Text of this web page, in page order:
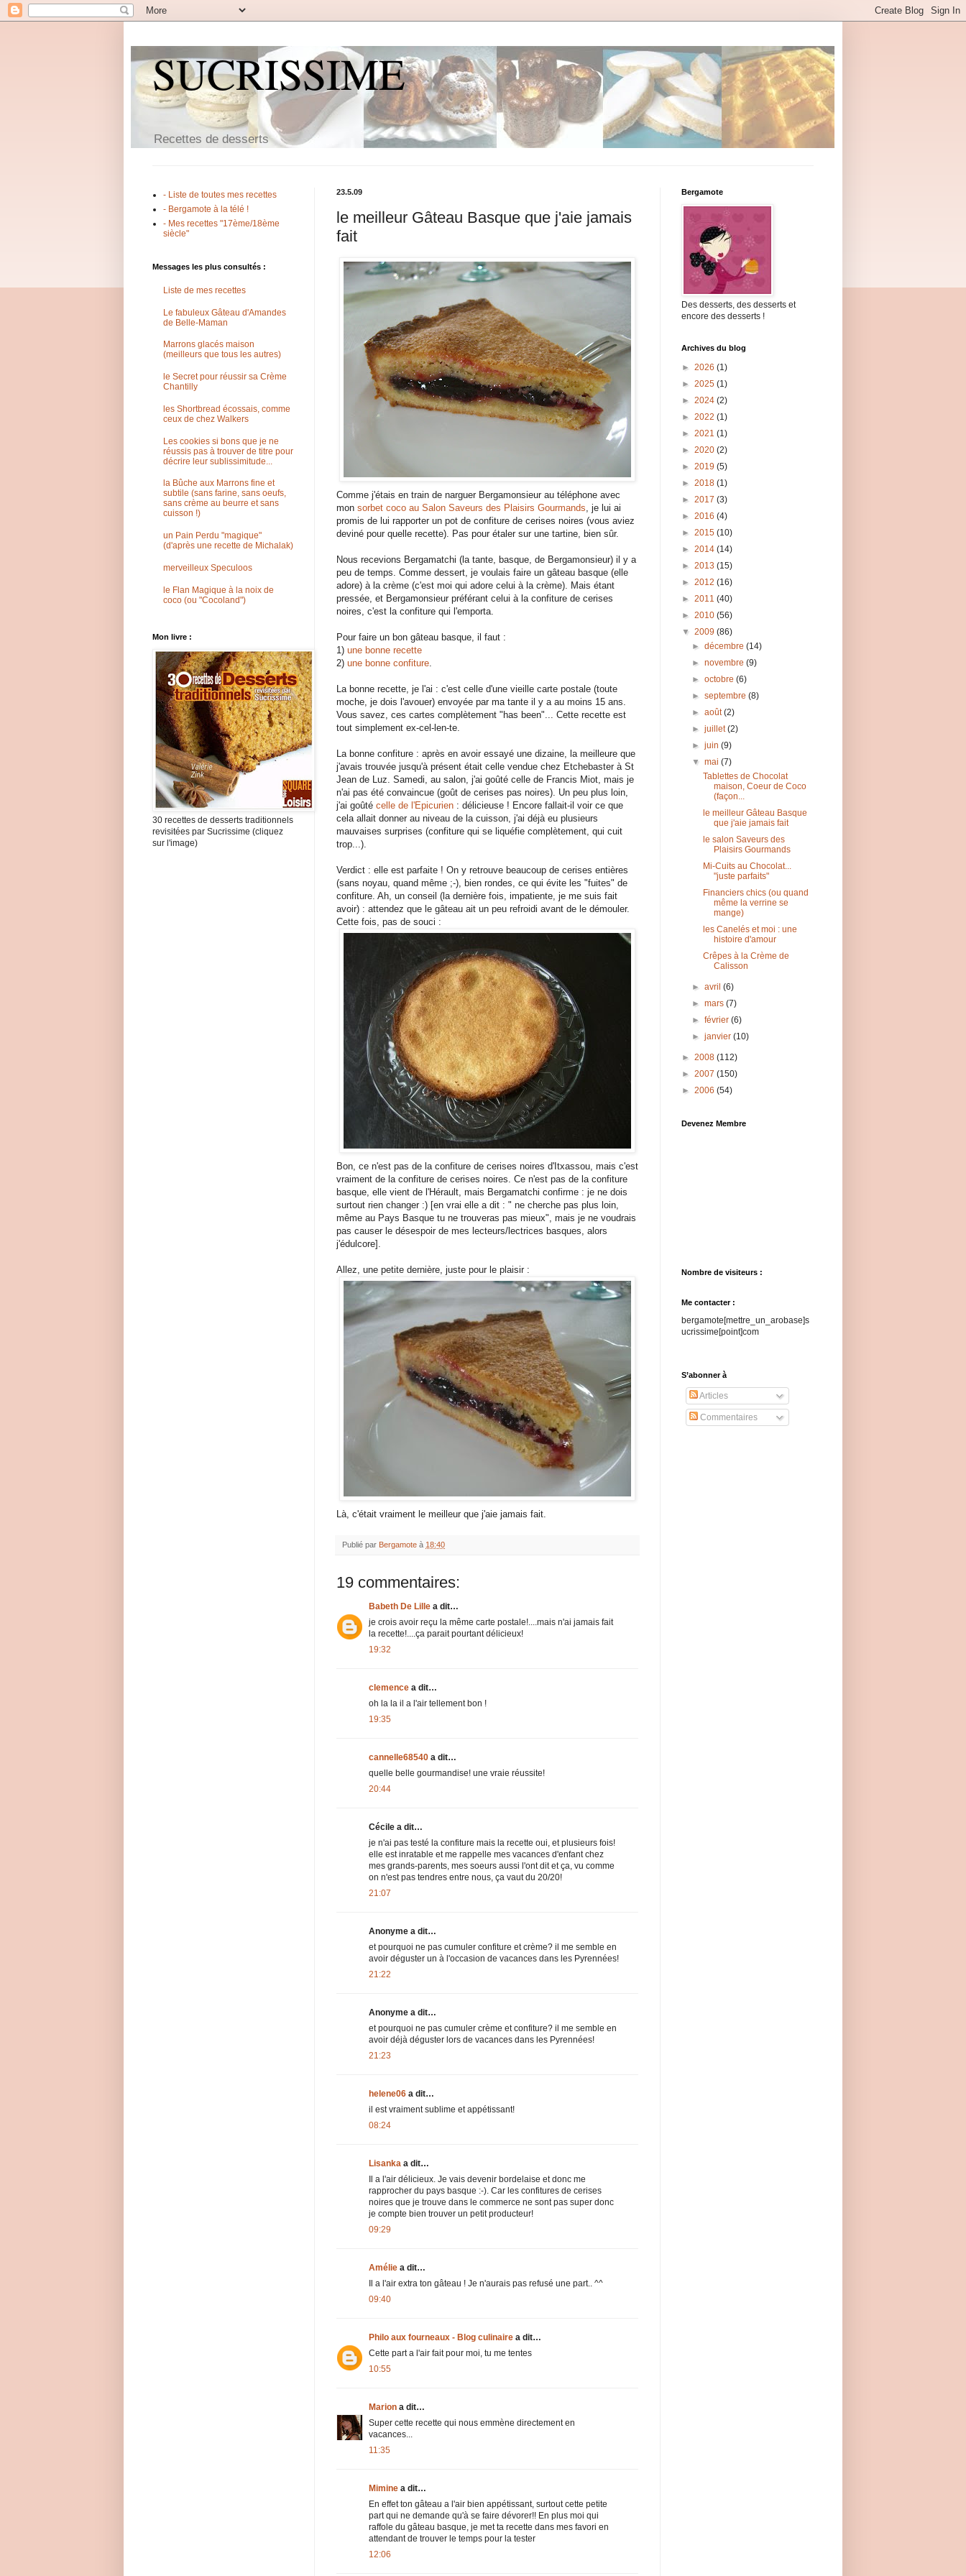
SUCRISSIME
Recettes de desserts
23.5.09
le meilleur Gâteau Basque que j'aie jamais
fait
Comme j'étais en train de narguer Bergamonsieur au téléphone avec
mon sorbet coco au Salon Saveurs des Plaisirs Gourmands, je lui ai
promis de lui rapporter un pot de confiture de cerises noires (vous aviez
deviné pour quelle recette). Pas pour étaler sur une tartine, bien sûr.
Nous recevions Bergamatchi (la tante, basque, de Bergamonsieur) il y a
peu de temps. Comme dessert, je voulais faire un gâteau basque (elle
adore) à la crème (c'est moi qui adore celui à la crème). Mais étant
pressée, et Bergamonsieur préférant celui à la confiture de cerises
noires, c'est la confiture qui l'emporta.
Pour faire un bon gâteau basque, il faut :
1) une bonne recette
2) une bonne confiture.
La bonne recette, je l'ai : c'est celle d'une vieille carte postale (toute
moche, je dois l'avouer) envoyée par ma tante il y a au moins 15 ans.
Vous savez, ces cartes complètement "has been"... Cette recette est
tout simplement ex-cel-len-te.
La bonne confiture : après en avoir essayé une dizaine, la meilleure que
j'avais trouvée jusqu'à présent était celle vendue chez Etchebaster à St
Jean de Luz. Samedi, au salon, j'ai goûté celle de Francis Miot, mais je
n'ai pas été convaincue (goût de cerises pas noires). Un peu plus loin,
j'ai goûté celle de l'Epicurien : délicieuse ! Encore fallait-il voir ce que
cela allait donner au niveau de la cuisson, j'ai déjà eu plusieurs
mauvaises surprises (confiture qui se liquéfie complètement, qui cuit
trop...).
Verdict : elle est parfaite ! On y retrouve beaucoup de cerises entières
(sans noyau, quand même ;-), bien rondes, ce qui évite les "fuites" de
confiture. Ah, un conseil (la dernière fois, impatiente, je me suis fait
avoir) : attendez que le gâteau ait un peu refroidi avant de le démouler.
Cette fois, pas de souci :
Bon, ce n'est pas de la confiture de cerises noires d'Itxassou, mais c'est
vraiment de la confiture de cerises noires. Ce n'est pas de la confiture
basque, elle vient de l'Hérault, mais Bergamatchi confirme : je ne dois
surtout rien changer :) [en vrai elle a dit : " ne cherche pas plus loin,
même au Pays Basque tu ne trouveras pas mieux", mais je ne voudrais
pas causer le désespoir de mes lecteurs/lectrices basques, alors
j'édulcore].
Allez, une petite dernière, juste pour le plaisir :
Là, c'était vraiment le meilleur que j'aie jamais fait.
Publié par Bergamote à 18:40
19 commentaires:
Babeth De Lille a dit…
je crois avoir reçu la même carte postale!....mais n'ai jamais fait
la recette!....ça parait pourtant délicieux!
19:32
clemence a dit…
oh la la il a l'air tellement bon !
19:35
cannelle68540 a dit…
quelle belle gourmandise! une vraie réussite!
20:44
Cécile a dit…
je n'ai pas testé la confiture mais la recette oui, et plusieurs fois!
elle est inratable et me rappelle mes vacances d'enfant chez
mes grands-parents, mes soeurs aussi l'ont dit et ça, vu comme
on n'est pas tendres entre nous, ça vaut du 20/20!
21:07
Anonyme a dit…
et pourquoi ne pas cumuler confiture et crème? il me semble en
avoir déguster un à l'occasion de vacances dans les Pyrennées!
21:22
Anonyme a dit…
et pourquoi ne pas cumuler crème et confiture? il me semble en
avoir déjà déguster lors de vacances dans les Pyrennées!
21:23
helene06 a dit…
il est vraiment sublime et appétissant!
08:24
Lisanka a dit…
Il a l'air délicieux. Je vais devenir bordelaise et donc me
rapprocher du pays basque :-). Car les confitures de cerises
noires que je trouve dans le commerce ne sont pas super donc
je compte bien trouver un petit producteur!
09:29
Amélie a dit…
Il a l'air extra ton gâteau ! Je n'aurais pas refusé une part.. ^^
09:40
Philo aux fourneaux - Blog culinaire a dit…
Cette part a l'air fait pour moi, tu me tentes
10:55
Marion a dit…
Super cette recette qui nous emmène directement en
vacances...
11:35
Mimine a dit…
En effet ton gâteau a l'air bien appétissant, surtout cette petite
part qui ne demande qu'à se faire dévorer!! En plus moi qui
raffole du gâteau basque, je met ta recette dans mes favori en
attendant de trouver le temps pour la tester
12:06
- Liste de toutes mes recettes
- Bergamote à la télé !
- Mes recettes "17ème/18ème
siècle"
Messages les plus consultés :
Liste de mes recettes
Le fabuleux Gâteau d'Amandes
de Belle-Maman
Marrons glacés maison
(meilleurs que tous les autres)
le Secret pour réussir sa Crème
Chantilly
les Shortbread écossais, comme
ceux de chez Walkers
Les cookies si bons que je ne
réussis pas à trouver de titre pour
décrire leur sublissimitude...
la Bûche aux Marrons fine et
subtile (sans farine, sans oeufs,
sans crème au beurre et sans
cuisson !)
un Pain Perdu "magique"
(d'après une recette de Michalak)
merveilleux Speculoos
le Flan Magique à la noix de
coco (ou "Cocoland")
Mon livre :
30 recettes de desserts traditionnels
revisitées par Sucrissime (cliquez
sur l'image)
Bergamote
Des desserts, des desserts et
encore des desserts !
Archives du blog
► 2026 (1)
► 2025 (1)
► 2024 (2)
► 2022 (1)
► 2021 (1)
► 2020 (2)
► 2019 (5)
► 2018 (1)
► 2017 (3)
► 2016 (4)
► 2015 (10)
► 2014 (14)
► 2013 (15)
► 2012 (16)
► 2011 (40)
► 2010 (56)
▼ 2009 (86)
►décembre(14)
►novembre(9)
►octobre(6)
►septembre(8)
►août(2)
►juillet(2)
►juin(9)
▼mai(7)
Tablettes de Chocolat
maison, Coeur de Coco
(façon...
le meilleur Gâteau Basque
que j'aie jamais fait
le salon Saveurs des
Plaisirs Gourmands
Mi-Cuits au Chocolat...
"juste parfaits"
Financiers chics (ou quand
même la verrine se
mange)
les Canelés et moi : une
histoire d'amour
Crêpes à la Crème de
Calisson
►avril(6)
►mars(7)
►février(6)
►janvier(10)
► 2008 (112)
► 2007 (150)
► 2006 (54)
Devenez Membre
Nombre de visiteurs :
Me contacter :
bergamote[mettre_un_arobase]s
ucrissime[point]com
S’abonner à
Articles
Commentaires